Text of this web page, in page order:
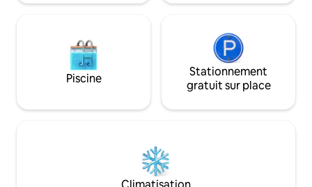
Piscine
Stationnement
gratuit sur place